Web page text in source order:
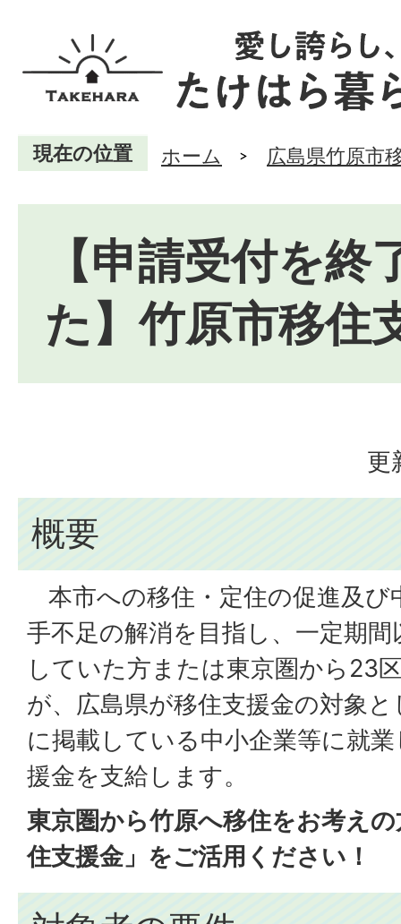
現在の位置 ホーム 広島県竹原市
【申請受付を終
た】竹原市移住
更
概要
本市への移住・定住の促進及び
手不足の解消を目指し、一定期
していた方または東京圏から23
が、広島県が移住支援金の対象
に掲載している中小企業等に就
援金を支給します。
東京圏から竹原へ移住をお考え
住支援金」をご活用ください！